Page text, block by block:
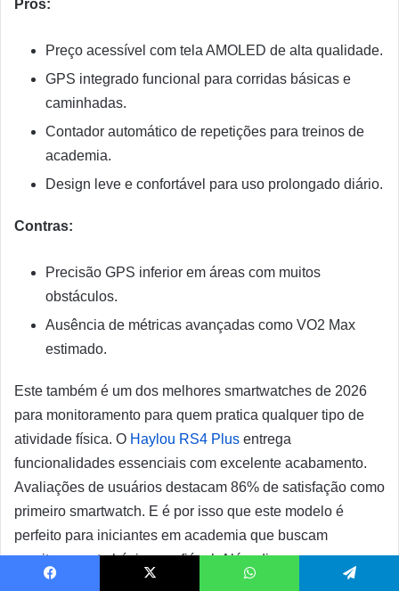
Prós:
Preço acessível com tela AMOLED de alta qualidade.
GPS integrado funcional para corridas básicas e
caminhadas.
Contador automático de repetições para treinos de
academia.
Design leve e confortável para uso prolongado diário.
Contras:
Precisão GPS inferior em áreas com muitos
obstáculos.
Ausência de métricas avançadas como VO2 Max
estimado.
Este também é um dos melhores smartwatches de 2026
para monitoramento para quem pratica qualquer tipo de
atividade física. O Haylou RS4 Plus entrega
funcionalidades essenciais com excelente acabamento.
Avaliações de usuários destacam 86% de satisfação como
primeiro smartwatch. E é por isso que este modelo é
perfeito para iniciantes em academia que buscam
monitoramento básico confiável. Além disso, para quem
quer acompanhamento de progresso sem investimento